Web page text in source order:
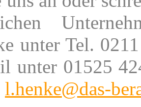
unter Tel.
unter 01525
l.henke@das-